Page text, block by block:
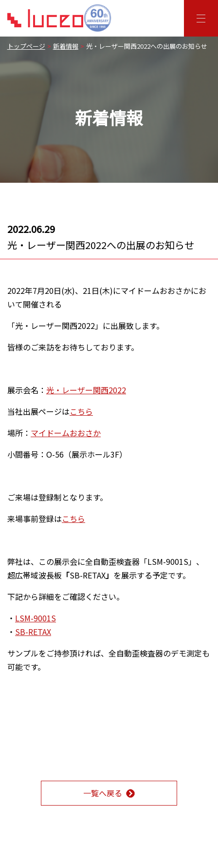
トップページ 新着情報 光・レーザー関西2022への出展のお知らせ
新着情報
2022.06.29
光・レーザー関西2022への出展のお知らせ
2022年7月20日(水)、21日(木)にマイドームおおさかにお
いて開催される
「光・レーザー関西2022」に出展致します。
皆様のご来訪をお待ちしております。
展示会名： 光・レーザー関西2022
当社出展ページはこちら
場所： マイドームおおさか
小間番号：O-56（展示ホール3F）
ご来場は登録制となります。
来場事前登録はこちら
弊社は、この展示会に全自動歪検査器「LSM-9001S」、
超広帯域波長板 「SB-RETAX」 を展示する予定です。
下記から詳細をご確認ください。
・ LSM-9001S
・ SB-RETAX
サンプルをご持参頂ければ、全自動歪検査器のデモ測定も
可能です。
一覧へ戻る